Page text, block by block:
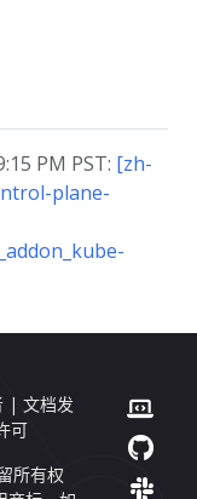
PM PST: [zh-
plane-
| 文档发
可
所有权